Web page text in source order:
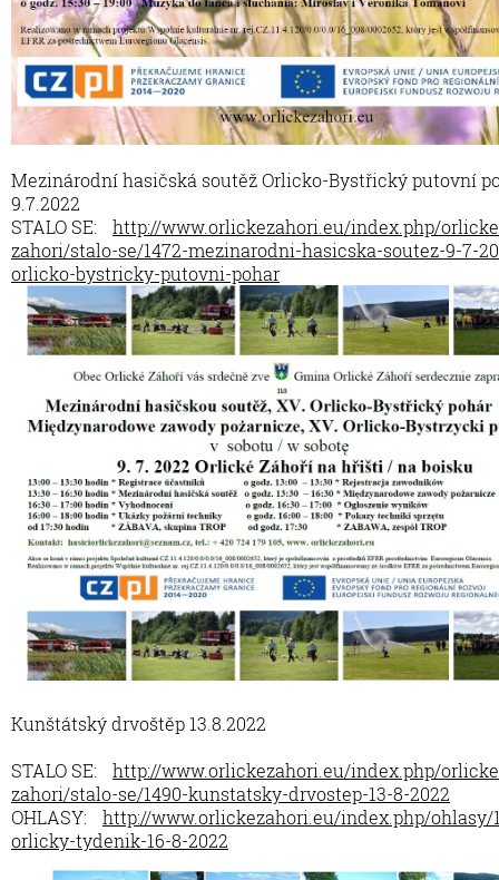
Mezinárodní hasičská soutěž Orlicko-Bystřický putovní
9.7.2022
STALO SE:
http://www.orlickezahori.eu/index.php/
zahori/stalo-se/1472-mezinarodni-hasicska-soutez-9-7-
orlicko-bystricky-putovni-pohar
Kunštátský drvoštěp 13.8.2022
STALO SE:
http://www.orlickezahori.eu/index.php/
zahori/stalo-se/1490-kunstatsky-drvostep-13-8-2022
OHLASY:
http://www.orlickezahori.eu/index.php/ohlasy/
orlicky-tydenik-16-8-2022